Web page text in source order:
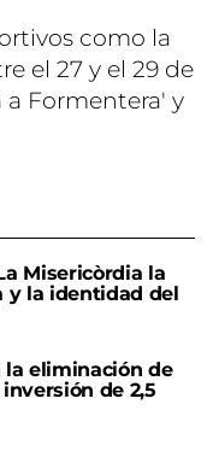
como la
el 27 y el 29 de
Formentera' y
Misericòrdia la
y la identidad del
la eliminación de
de 2,5